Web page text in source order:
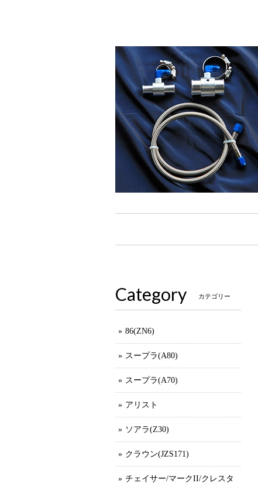
Category カテゴリー
86(ZN6)
スープラ(A80)
スープラ(A70)
アリスト
ソアラ(Z30)
クラウン(JZS171)
チェイサー/マークII/クレスタ